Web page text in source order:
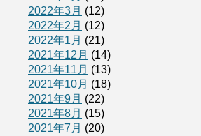
2022年3月 (12)
2022年2月 (12)
2022年1月 (21)
2021年12月 (14)
2021年11月 (13)
2021年10月 (18)
2021年9月 (22)
2021年8月 (15)
2021年7月 (20)